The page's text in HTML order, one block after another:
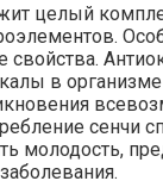
целый
свойства.
в
сенчи
молодость,